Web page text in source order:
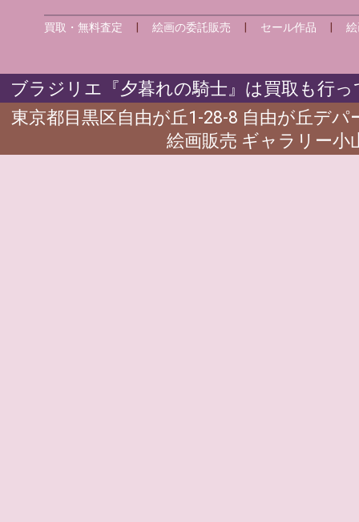
買取・無料査定 |絵画の委託販売 セール作品 |
ブラジリエ『夕暮れの騎士』は買取も行
東京都目黒区自由が丘1-28-8 自由が丘デ
絵画販売 ギャラリー小